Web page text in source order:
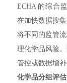
ECHA 的综合
在加快数据搜
将不同的监管
理化学品风险
管控或数据增
化学品分组评估